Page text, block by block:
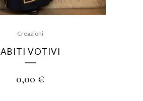
Creazioni
ABITI VOTIVI
0,00 €